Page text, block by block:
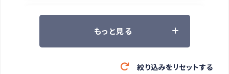
ツアー参加者の声
緊急救援の時代
もっと見る
絞り込みをリセットする